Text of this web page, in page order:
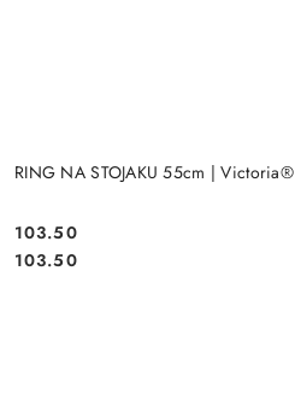
RING NA STOJAKU 55cm | Victoria®
Cena:
103.50
Cena:
103.50